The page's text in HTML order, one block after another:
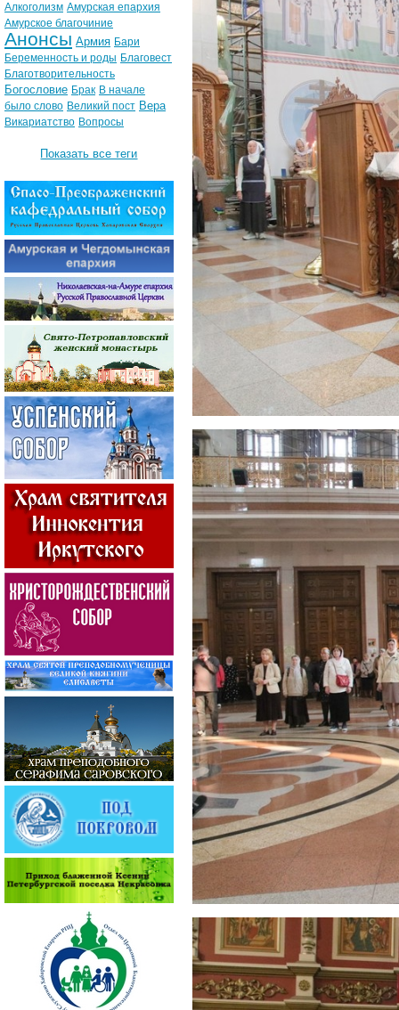
Алкоголизм Амурская епархия
Амурское благочиние
Анонсы Армия Бари
Беременность и роды Благовест
Благотворительность
Богословие Брак В начале
было слово Великий пост Вера
Викариатство Вопросы
Показать все теги